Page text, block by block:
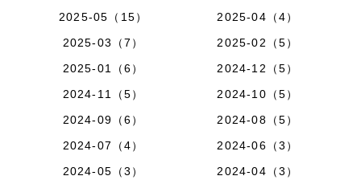
2025-05（15）
2025-04（4）
2025-03（7）
2025-02（5）
2025-01（6）
2024-12（5）
2024-11（5）
2024-10（5）
2024-09（6）
2024-08（5）
2024-07（4）
2024-06（3）
2024-05（3）
2024-04（3）